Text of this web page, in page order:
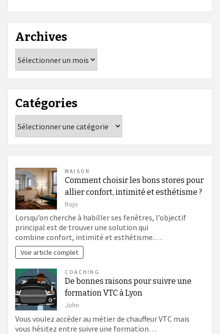
Archives
Catégories
MAISON
Comment choisir les bons stores pour
allier confort, intimité et esthétisme ?
Rojo
Lorsqu’on cherche à habiller ses fenêtres, l’objectif
principal est de trouver une solution qui
combine confort, intimité et esthétisme.…
Voir article complet
COACHING
De bonnes raisons pour suivre une
formation VTC à Lyon
John
Vous voulez accéder au métier de chauffeur VTC mais
vous hésitez entre suivre une formation…